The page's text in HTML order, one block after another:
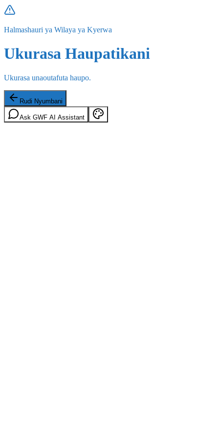
Halmashauri ya Wilaya ya Kyerwa
Ukurasa Haupatikani
Ukurasa unaoutafuta haupo.
Rudi Nyumbani
Ask GWF AI Assistant